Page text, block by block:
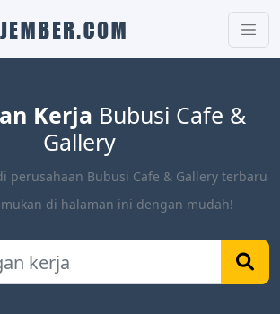
Kerja Bubusi Cafe &
Gallery
perusahaan Bubusi Cafe & Gallery terbaru
di halaman ini dengan mudah!